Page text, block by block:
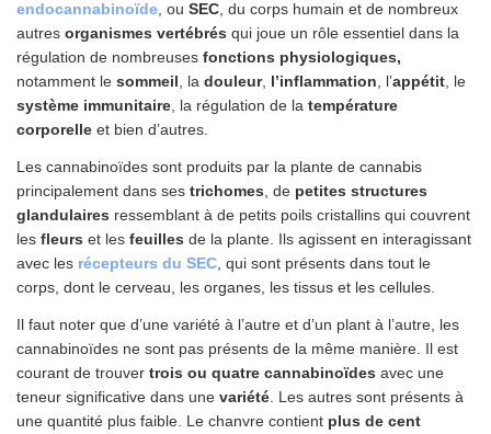
endocannabinoïde , ou SEC , du corps humain et de nombreux
autres organismes vertébrés qui joue un rôle essentiel dans la
régulation de nombreuses fonctions physiologiques,
notamment le sommeil , la douleur, l’inflammation , l’appétit , le
système immunitaire , la régulation de la température
corporelle et bien d’autres.
Les cannabinoïdes sont produits par la plante de cannabis
principalement dans ses trichomes , de petites structures
glandulaires ressemblant à de petits poils cristallins qui couvrent
les fleurs et les feuilles de la plante. Ils agissent en interagissant
avec les récepteurs du SEC , qui sont présents dans tout le
corps, dont le cerveau, les organes, les tissus et les cellules.
Il faut noter que d’une variété à l’autre et d’un plant à l’autre, les
cannabinoïdes ne sont pas présents de la même manière. Il est
courant de trouver trois ou quatre cannabinoïdes avec une
teneur significative dans une variété . Les autres sont présents à
une quantité plus faible. Le chanvre contient plus de cent